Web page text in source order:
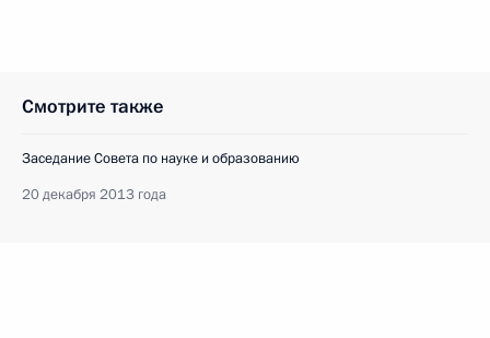
Смотрите также
Заседание Совета по науке и образованию
20 декабря 2013 года